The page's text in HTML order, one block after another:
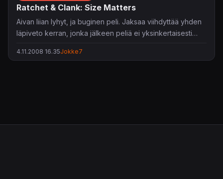
Ratchet & Clank: Size Matters
Aivan liian lyhyt, ja buginen peli. Jaksaa viihdyttää yhden
läpiveto kerran, jonka jälkeen peliä ei yksinkertaisesti
parempia ja viihdyttävempiä.
4.11.2008 16.35Jokke7